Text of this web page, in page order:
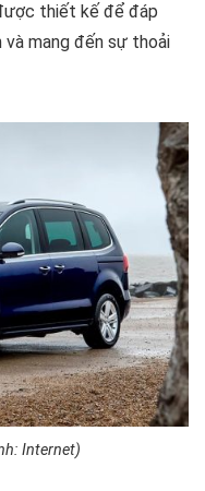
thiết kế để đáp
và mang đến sự thoải
Internet)